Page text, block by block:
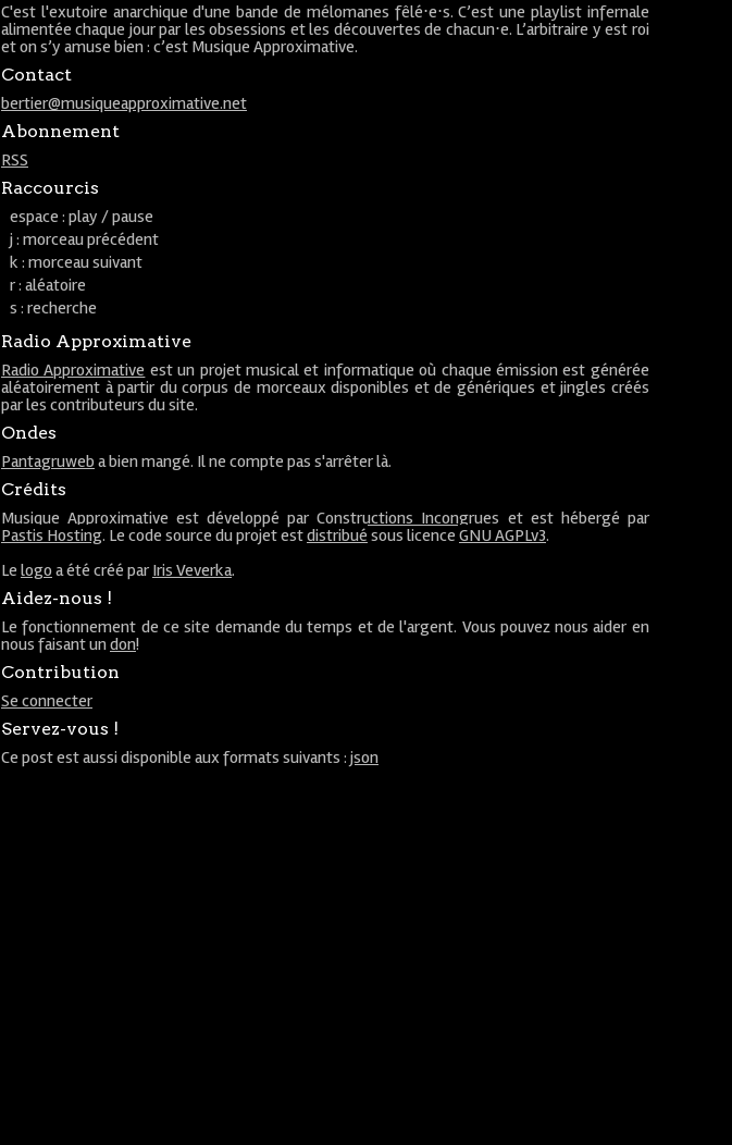
C'est l'exutoire anarchique d'une bande de mélomanes fêlé⋅e⋅s. C’est une playlist infernale
alimentée chaque jour par les obsessions et les découvertes de chacun⋅e. L’arbitraire y est roi
et on s’y amuse bien : c’est Musique Approximative.
Contact
bertier@musiqueapproximative.net
Abonnement
RSS
Raccourcis
espace : play / pause
j : morceau précédent
k : morceau suivant
r : aléatoire
s : recherche
Radio Approximative
Radio Approximative est un projet musical et informatique où chaque émission est générée
aléatoirement à partir du corpus de morceaux disponibles et de génériques et jingles créés
par les contributeurs du site.
Ondes
Pantagruweb a bien mangé. Il ne compte pas s'arrêter là.
Crédits
Musique Approximative est développé parConstructions Incongrues et est hébergé par
Pastis Hosting. Le code source du projet estdistribué sous licence GNU AGPLv3.
Le logo a été créé par Iris Veverka.
Aidez-nous !
Le fonctionnement de ce site demande du temps et de l'argent. Vous pouvez nous aider en
nous faisant undon!
Contribution
Se connecter
Servez-vous !
Ce post est aussi disponible aux formats suivants : json